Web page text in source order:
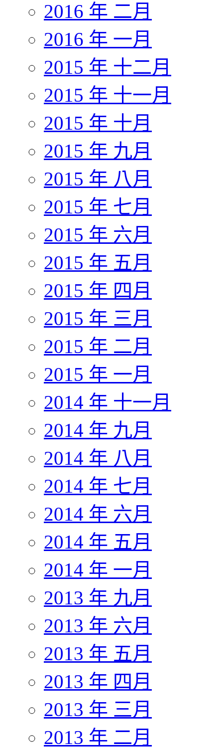
2016 年 二月
2016 年 一月
2015 年 十二月
2015 年 十一月
2015 年 十月
2015 年 九月
2015 年 八月
2015 年 七月
2015 年 六月
2015 年 五月
2015 年 四月
2015 年 三月
2015 年 二月
2015 年 一月
2014 年 十一月
2014 年 九月
2014 年 八月
2014 年 七月
2014 年 六月
2014 年 五月
2014 年 一月
2013 年 九月
2013 年 六月
2013 年 五月
2013 年 四月
2013 年 三月
2013 年 二月